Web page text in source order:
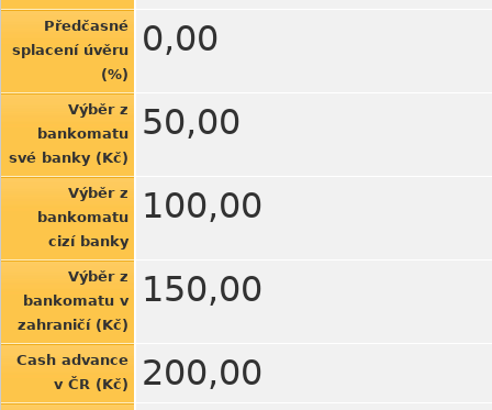
Předčasné
splacení úvěru
(%)
0,00
Výběr z
bankomatu
své banky (Kč)
50,00
Výběr z
bankomatu
cizí banky
100,00
Výběr z
bankomatu v
zahraničí (Kč)
150,00
Cash advance
v ČR (Kč)
200,00